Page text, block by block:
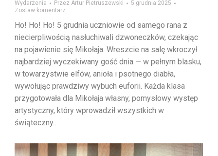
Wydarzenia Przez Artur Pietruszewski
5 grudnia 2025
Zostaw komentarz
Ho! Ho! Ho! 5 grudnia uczniowie od samego rana z
niecierpliwością nasłuchiwali dzwoneczków, czekając
na pojawienie się Mikołaja. Wreszcie na salę wkroczył
najbardziej wyczekiwany gość dnia — w pełnym blasku,
w towarzystwie elfów, anioła i psotnego diabła,
wywołując prawdziwy wybuch euforii. Każda klasa
przygotowała dla Mikołaja własny, pomysłowy występ
artystyczny, który wprowadził wszystkich w
świąteczny…